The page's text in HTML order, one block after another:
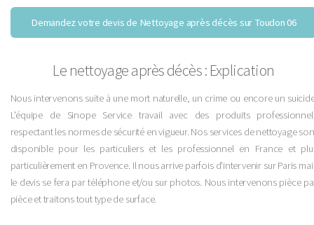
Demandez votre devis de Nettoyage après décès sur Toudon 06
Le nettoyage après décès : Explication
Nous intervenons suite à une mort naturelle, un crime ou encore un
L'équipe de Sinope Service travail avec des produits
respectant les normes de sécurité en vigueur. Nos services de nettoyage
disponible pour les particuliers et les professionnel en France et
particulièrement en Provence. Il nous arrive parfois d'intervenir sur Paris
le devis se fera par téléphone et/ou sur photos. Nous intervenons pièce
pièce et traitons tout type de surface.